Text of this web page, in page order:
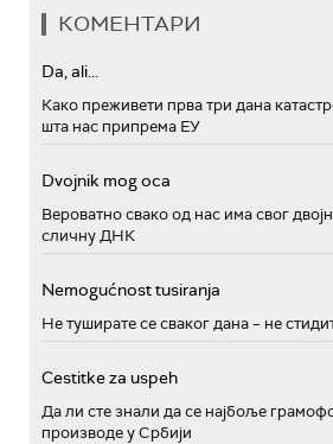
КОМЕНТАРИ
Da, ali...
Како преживети прва три дана
шта нас припрема ЕУ
Dvojnik mog oca
Вероватно свако од нас има свог
сличну ДНК
Nemogućnost tusiranja
Не туширате се сваког дана – не
Cestitke za uspeh
Да ли сте знали да се најбоље
производе у Србији